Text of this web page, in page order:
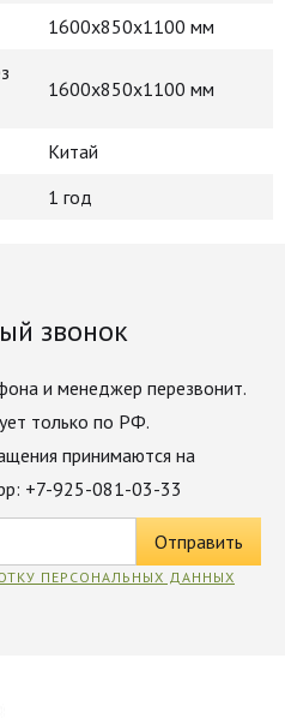
1600х850х1100 мм
1600х850х1100 мм
Китай
1 год
звонок
и менеджер перезвонит.
только по РФ.
принимаются на
+7-925-081-03-33
ПЕРСОНАЛЬНЫХ ДАННЫХ